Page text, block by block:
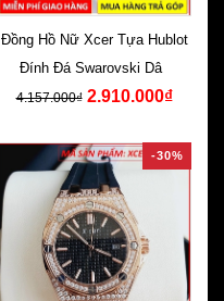
Đồng Hồ Nữ Xcer Tựa Hublot
Đính Đá Swarovski Dây
Silicone Đen
4.157.000₫ 2.910.000₫
-30%